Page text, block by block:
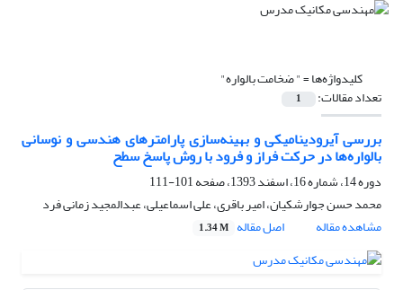
کلیدواژه‌ها =" ضخامت بالواره"
تعداد مقالات: 1
بررسی آیرودینامیکی و بهینه‌سازی پارامترهای هندسی و نوسانی
بالواره‌ها در حرکت فراز و فرود با روش پاسخ سطح
دوره 14، شماره 16، اسفند 1393، صفحه
101-111
محمد حسن جوارشکیان، امیر باقری، علی اسماعیلی، عبدالمجید زمانی فرد
مشاهده مقاله
اصل مقاله 1.34 M